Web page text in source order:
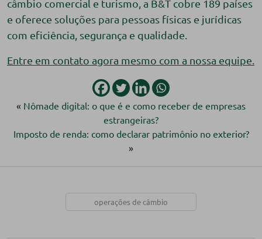
câmbio comercial e turismo, a B&T cobre 189 países
e oferece soluções para pessoas físicas e jurídicas
com eficiência, segurança e qualidade.
Entre em contato agora mesmo com a nossa equipe.
« Nômade digital: o que é e como receber de empresas
estrangeiras?
Imposto de renda: como declarar patrimônio no exterior?
»
operações de câmbio